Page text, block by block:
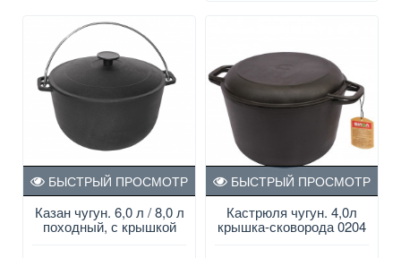
Казан чугун. 6,0 л / 8,0 л
походный, с крышкой
БЫСТРЫЙ ПРОСМОТР
Кастрюля чугун. 4,0л
крышка-сковорода 0204
БЫСТРЫЙ ПРОСМОТР